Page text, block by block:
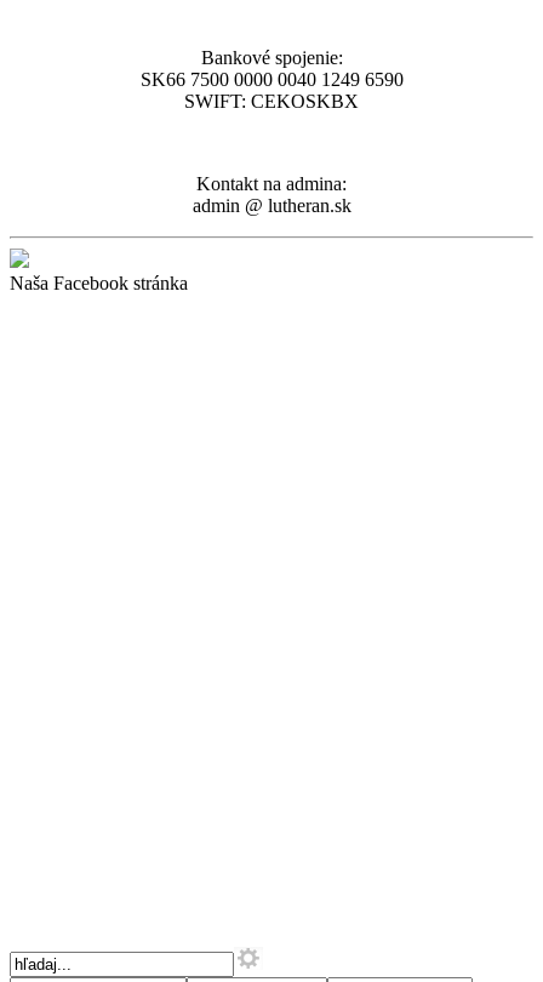
Bankové spojenie:
SK66 7500 0000 0040 1249 6590
SWIFT: CEKOSKBX
Kontakt na admina:
admin @ lutheran.sk
Naša Facebook stránka